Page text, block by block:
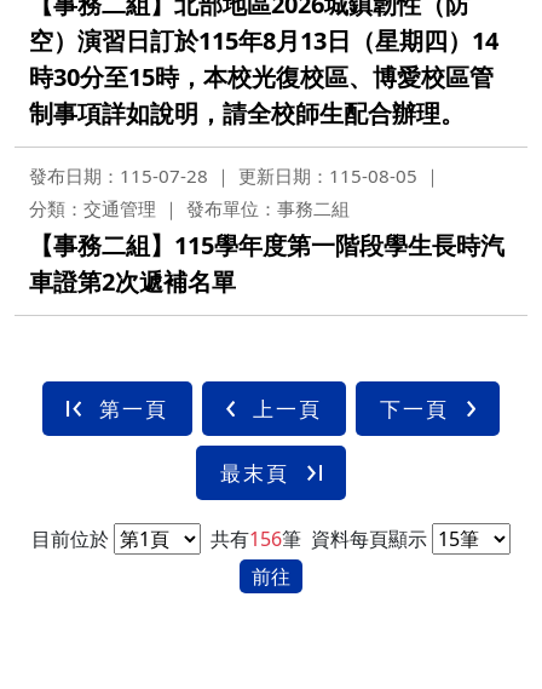
空）演習日訂於115年8月13日（星期四）14
時30分至15時，本校光復校區、博愛校區管
制事項詳如說明，請全校師生配合辦理。
發布日期：115-07-28
更新日期：115-08-05
分類：交通管理
發布單位：事務二組
【事務二組】115學年度第一階段學生長時汽
車證第2次遞補名單
第一頁 上一頁 下一頁
最末頁
目前位於 共有156筆 資料每頁顯示
前往